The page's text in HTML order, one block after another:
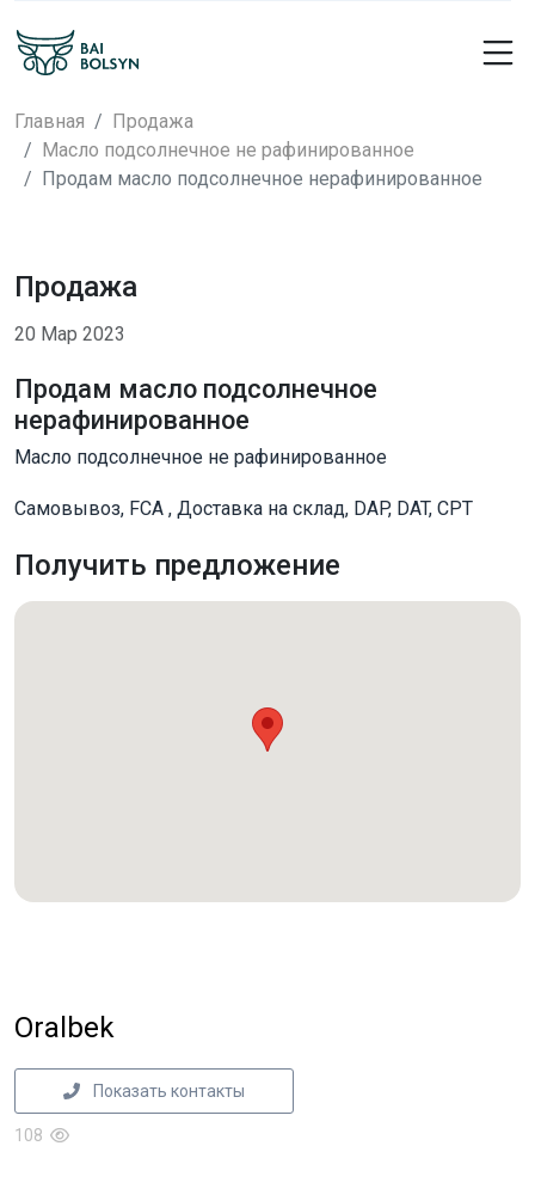
Главная
Продажа
Масло подсолнечное не рафинированное
Продам масло подсолнечное нерафинированное
Продажа
20 Мар 2023
Продам масло подсолнечное
нерафинированное
Масло подсолнечное не рафинированное
Самовывоз, FCA , Доставка на склад, DAP, DAT, CPT
Получить предложение
Oralbek
Показать контакты
108